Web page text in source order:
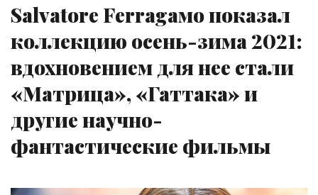
Sаlvаtоrе Fеrrаgамо показал
коллекцию осень-зима 2021:
вдохновением для нее стали
«Матрица», «Гаттака» и
другие научно-
фантастические фильмы